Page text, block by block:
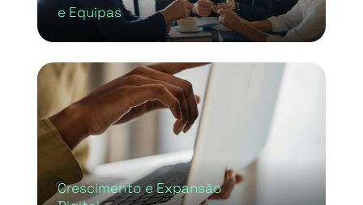
e Equipas
Crescimento e Expansão